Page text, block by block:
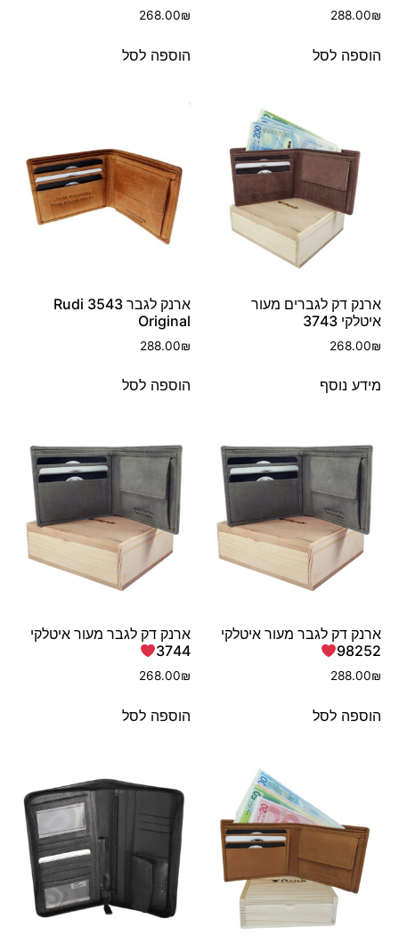
288.00₪
הוספה לסל
268.00₪
הוספה לסל
ארנק דק לגברים מעור
איטלקי 3743
268.00₪
מידע נוסף
ארנק לגבר 3543 Rudi
Original
288.00₪
הוספה לסל
ארנק דק לגבר מעור איטלקי
98252
288.00₪
הוספה לסל
ארנק דק לגבר מעור איטלקי
3744
268.00₪
הוספה לסל